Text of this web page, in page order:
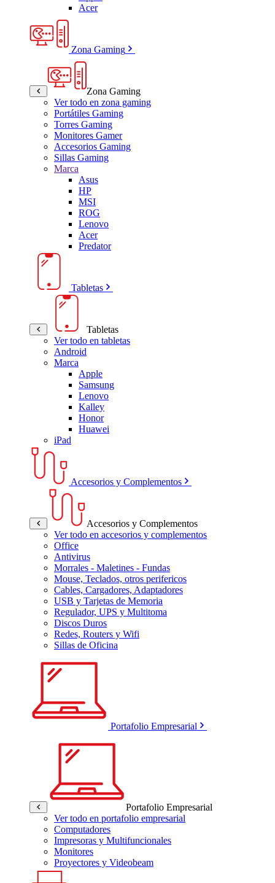
Acer
Zona Gaming
Zona Gaming
Ver todo en zona gaming
Portátiles Gaming
Torres Gaming
Monitores Gamer
Accesorios Gaming
Sillas Gaming
Marca
Asus
HP
MSI
ROG
Lenovo
Acer
Predator
Tabletas
Tabletas
Ver todo en tabletas
Android
Marca
Apple
Samsung
Lenovo
Kalley
Honor
Huawei
iPad
Accesorios y Complementos
Accesorios y Complementos
Ver todo en accesorios y complementos
Office
Antivirus
Morrales - Maletines - Fundas
Mouse, Teclados, otros perifericos
Cables, Cargadores, Adaptadores
USB y Tarjetas de Memoria
Regulador, UPS y Multitoma
Discos Duros
Redes, Routers y Wifi
Sillas de Oficina
Portafolio Empresarial
Portafolio Empresarial
Ver todo en portafolio empresarial
Computadores
Impresoras y Multifuncionales
Monitores
Proyectores y Videobeam